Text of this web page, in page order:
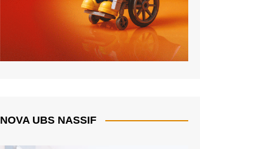
NOVA UBS NASSIF